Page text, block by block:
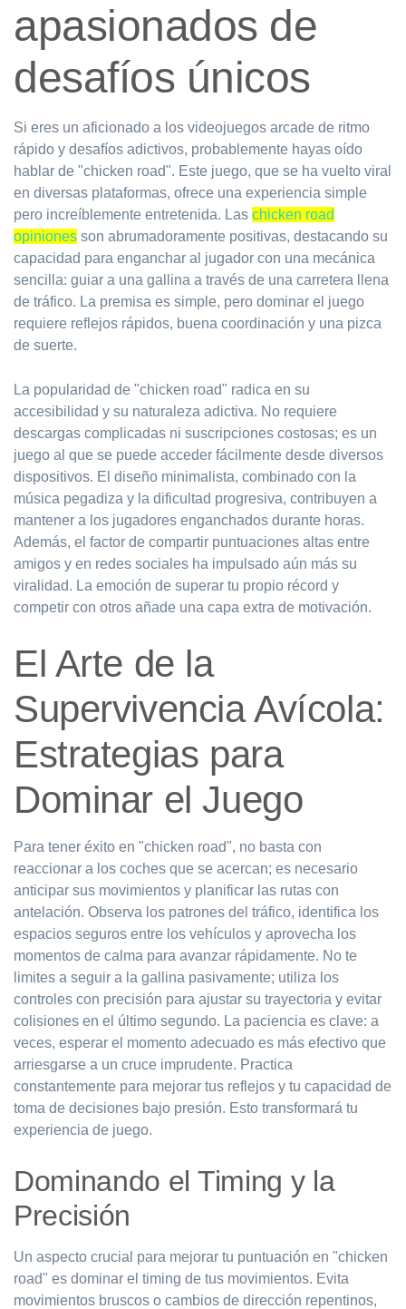
apasionados de
desafíos únicos
Si eres un aficionado a los videojuegos arcade de ritmo
rápido y desafíos adictivos, probablemente hayas oído
hablar de "chicken road". Este juego, que se ha vuelto viral
en diversas plataformas, ofrece una experiencia simple
pero increíblemente entretenida. Las chicken road
opiniones son abrumadoramente positivas, destacando su
capacidad para enganchar al jugador con una mecánica
sencilla: guiar a una gallina a través de una carretera llena
de tráfico. La premisa es simple, pero dominar el juego
requiere reflejos rápidos, buena coordinación y una pizca
de suerte.
La popularidad de "chicken road" radica en su
accesibilidad y su naturaleza adictiva. No requiere
descargas complicadas ni suscripciones costosas; es un
juego al que se puede acceder fácilmente desde diversos
dispositivos. El diseño minimalista, combinado con la
música pegadiza y la dificultad progresiva, contribuyen a
mantener a los jugadores enganchados durante horas.
Además, el factor de compartir puntuaciones altas entre
amigos y en redes sociales ha impulsado aún más su
viralidad. La emoción de superar tu propio récord y
competir con otros añade una capa extra de motivación.
El Arte de la
Supervivencia Avícola:
Estrategias para
Dominar el Juego
Para tener éxito en "chicken road", no basta con
reaccionar a los coches que se acercan; es necesario
anticipar sus movimientos y planificar las rutas con
antelación. Observa los patrones del tráfico, identifica los
espacios seguros entre los vehículos y aprovecha los
momentos de calma para avanzar rápidamente. No te
limites a seguir a la gallina pasivamente; utiliza los
controles con precisión para ajustar su trayectoria y evitar
colisiones en el último segundo. La paciencia es clave: a
veces, esperar el momento adecuado es más efectivo que
arriesgarse a un cruce imprudente. Practica
constantemente para mejorar tus reflejos y tu capacidad de
toma de decisiones bajo presión. Esto transformará tu
experiencia de juego.
Dominando el Timing y la
Precisión
Un aspecto crucial para mejorar tu puntuación en "chicken
road" es dominar el timing de tus movimientos. Evita
movimientos bruscos o cambios de dirección repentinos,